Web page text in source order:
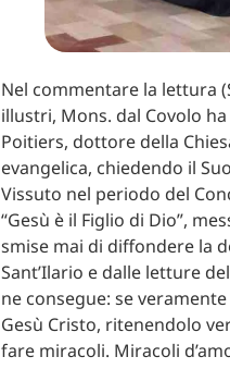
Nel commentare la lettura
illustri, Mons. dal Covolo
Poitiers, dottore della
evangelica, chiedendo il
Vissuto nel periodo del
“Gesù è il Figlio di Dio”,
smise mai di diffondere la
Sant’Ilario e dalle letture
ne consegue: se
Gesù Cristo, ritenendolo
fare miracoli. Miracoli